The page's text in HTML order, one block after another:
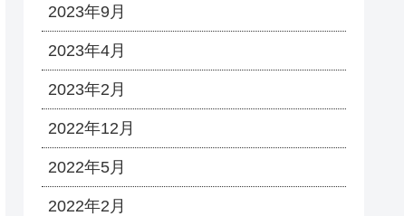
2023年9月
2023年4月
2023年2月
2022年12月
2022年5月
2022年2月